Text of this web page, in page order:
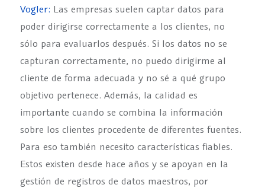
Vogler: Las empresas suelen captar datos para
poder dirigirse correctamente a los clientes, no
sólo para evaluarlos después. Si los datos no se
capturan correctamente, no puedo dirigirme al
cliente de forma adecuada y no sé a qué grupo
objetivo pertenece. Además, la calidad es
importante cuando se combina la información
sobre los clientes procedente de diferentes fuentes.
Para eso también necesito características fiables.
Estos existen desde hace años y se apoyan en la
gestión de registros de datos maestros, por